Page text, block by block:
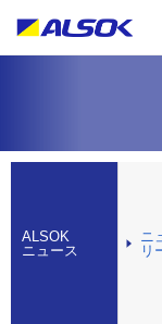
ALSOK
ニュース
ニ
リ